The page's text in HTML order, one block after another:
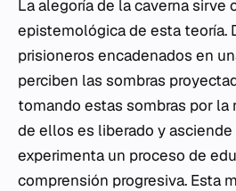
La alegoría de la caverna sirve
epistemológica de esta teoría.
prisioneros encadenados en
perciben las sombras
tomando estas sombras por la
de ellos es liberado y
experimenta un proceso de
comprensión progresiva. Esta